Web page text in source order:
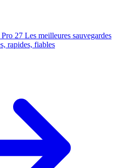
27 Les meilleures sauvegardes
rapides, fiables